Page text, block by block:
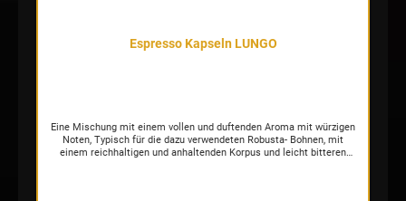
Espresso Kapseln LUNGO
Eine Mischung mit einem vollen und duftenden Aroma mit würzigen
Noten, Typisch für die dazu verwendeten Robusta- Bohnen, mit
einem reichhaltigen und anhaltenden Korpus und leicht bitteren